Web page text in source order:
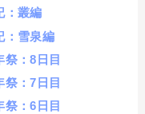
：叢編
：雪泉編
：8日目
：7日目
：6日目